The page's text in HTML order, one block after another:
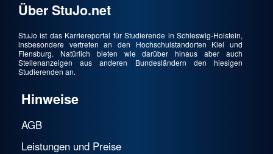
Über StuJo.net
StuJo ist das Karriereportal für Studierende in Schleswig-Holstein,
insbesondere vertreten an den Hochschulstandorten Kiel und
Flensburg. Natürlich bieten wie darüber hinaus aber auch
Stellenanzeigen aus anderen Bundesländern den hiesigen
Studierenden an.
Hinweise
AGB
Leistungen und Preise